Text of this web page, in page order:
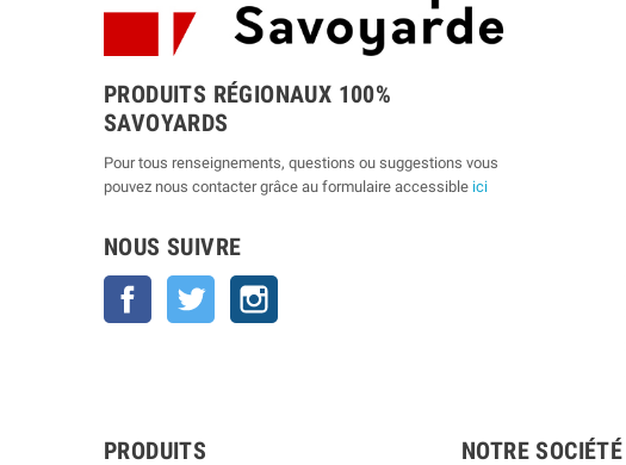
PRODUITS RÉGIONAUX 100%
SAVOYARDS
Pour tous renseignements, questions ou suggestions vous
pouvez nous contacter grâce au formulaire accessible ici
NOUS SUIVRE
Facebook Twitter
PRODUITS NOTRE SOCIÉTÉ